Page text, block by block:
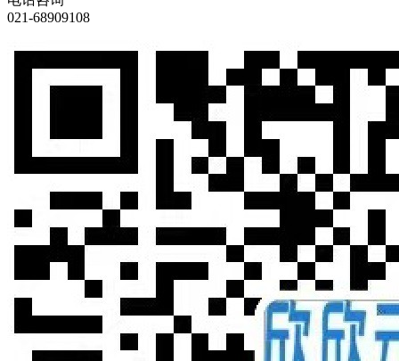
021-68909108